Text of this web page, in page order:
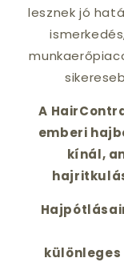
lesznek jó
A
emberi
kínál,